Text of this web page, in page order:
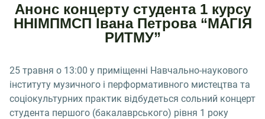
Анонс концерту студента 1 курсу
ННІМПМСП Івана Петрова “МАГІЯ
РИТМУ”
25 травня о 13:00 у приміщенні Навчально-наукового
інституту музичного і перформативного мистецтва та
соціокультурних практик відбудеться сольний концерт
студента першого (бакалаврського) рівня 1 року